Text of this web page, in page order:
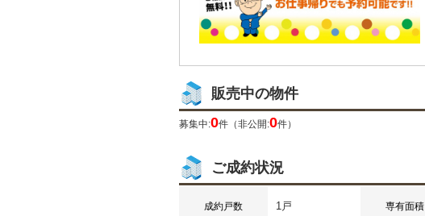
販売中の物件
募集中:0件（非公開:0件）
ご成約状況
成約戸数 1戸 専有面積